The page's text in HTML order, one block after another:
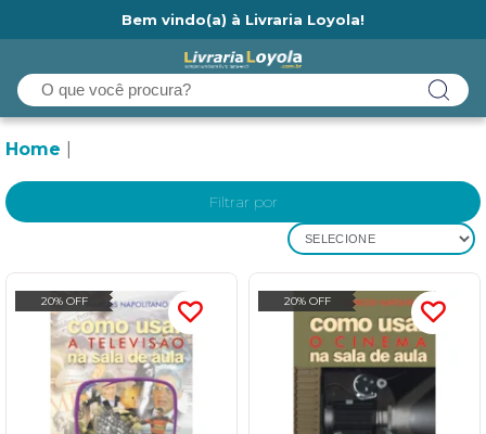
Bem vindo(a) à Livraria Loyola!
Home
Filtrar por
SELECIONE
20% OFF 20% OFF